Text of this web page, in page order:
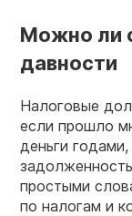
Можно ли
давности
Налоговые
если прошло
деньги
простыми
по налогам и